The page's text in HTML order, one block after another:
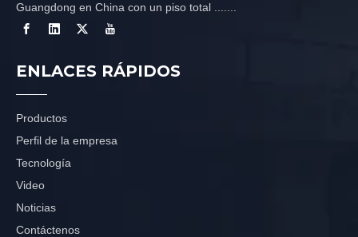
Guangdong en China con un piso total .......
ENLACES RÁPIDOS
Productos
Perfil de la empresa
Tecnología
Video
Noticias
Contáctenos